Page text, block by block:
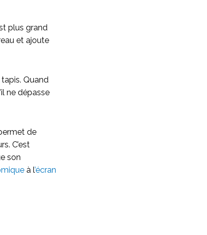
plus grand
et ajoute
Quand
ne dépasse
de
C’est
son
à l’écran